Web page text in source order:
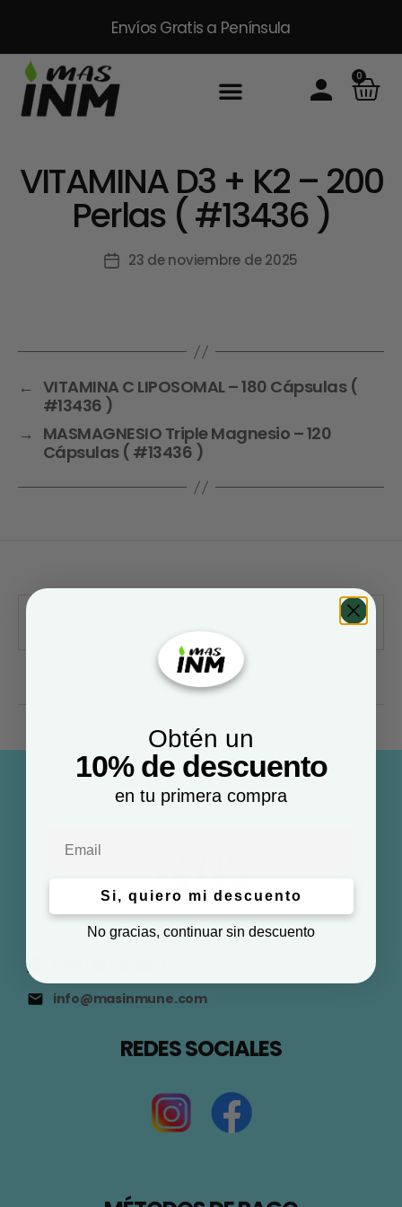
Envíos Gratis a Península
0
VITAMINA D3 + K2 – 200
Perlas ( #13436 )
23 de noviembre de 2025
← VITAMINA C LIPOSOMAL – 180 Cápsulas (
#13436 )
→ MASMAGNESIO Triple Magnesio – 120
Cápsulas ( #13436 )
info@masinmune.com
REDES SOCIALES
Obtén un
10% de descuento
en tu primera compra
Si, quiero mi descuento
No gracias, continuar sin descuento